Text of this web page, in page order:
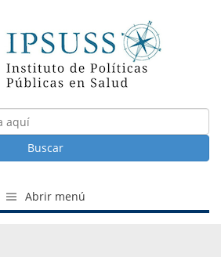
Buscar
Abrir menú